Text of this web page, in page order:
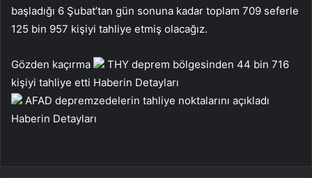
başladığı 6 Şubat’tan gün sonuna kadar toplam 709 seferle
125 bin 957 kişiyi tahliye etmiş olacağız.
Gözden kaçırma
THY deprem bölgesinden 44 bin 716
kişiyi tahliye etti Haberin Detayları
AFAD depremzedelerin tahliye noktalarını açıkladı
Haberin Detayları